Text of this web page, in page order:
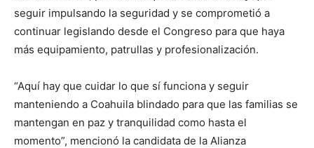
seguir impulsando la seguridad y se comprometió a
continuar legislando desde el Congreso para que haya
más equipamiento, patrullas y profesionalización.
“Aquí hay que cuidar lo que sí funciona y seguir
manteniendo a Coahuila blindado para que las familias se
mantengan en paz y tranquilidad como hasta el
momento”, mencionó la candidata de la Alianza